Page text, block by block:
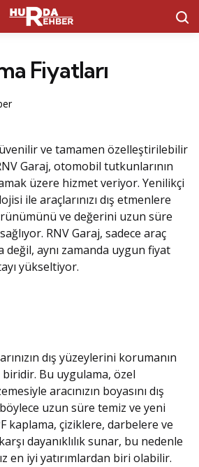
Fiyatları
ve tamamen özelleştirilebilir
Garaj, otomobil tutkunlarının
üzere hizmet veriyor. Yenilikçi
ile araçlarınızı dış etmenlere
ve değerini uzun süre
RNV Garaj, sadece araç
aynı zamanda uygun fiyat
yükseltiyor.
dış yüzeylerini korumanın
Bu uygulama, özel
aracınızın boyasını dış
uzun süre temiz ve yeni
kaplama, çiziklere, darbelere ve
dayanıklılık sunar, bu nedenle
en iyi yatırımlardan biri olabilir.